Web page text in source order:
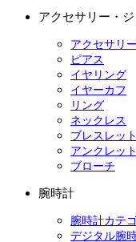
アクセサリー・
アクセサリ
ピアス
イヤリング
イヤーカフ
リング
ネックレス
ブレスレット
アンクレット
ブローチ
腕時計
腕時計カテ
デジタル腕